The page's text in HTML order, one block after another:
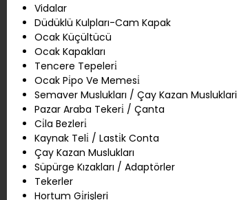
Vidalar
Düdüklü Kulpları-Cam Kapak
Ocak Küçültücü
Ocak Kapakları
Tencere Tepeleri̇
Ocak Pi̇po Ve Memesi̇
Semaver Muslukları / Çay Kazan Musluklari
Pazar Araba Tekeri̇ / Çanta
Ci̇la Bezleri̇
Kaynak Teli̇ / Lasti̇k Conta
Çay Kazan Muslukları
Süpürge Kızakları / Adaptörler
Tekerler
Hortum Gi̇rişleri